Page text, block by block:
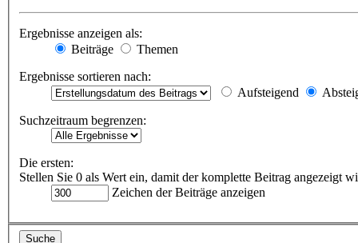
Ergebnisse anzeigen als:
Beiträge
Themen
Ergebnisse sortieren nach:
Aufsteigend
Suchzeitraum begrenzen:
Die ersten:
Stellen Sie 0 als Wert ein, damit der komplette Beitrag angezeigt
Zeichen der Beiträge anzeigen